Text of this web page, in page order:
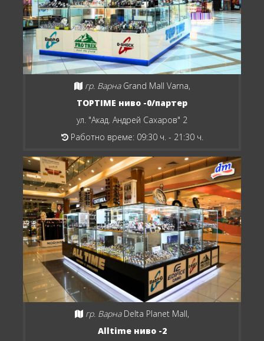
гр. Варна Grand Mall Varna,
TOPTIME ниво -0/партер
ул. "Акад. Андрей Сахаров" 2
Работно време: 09:30 ч. - 21:30 ч.
гр. Варна Delta Planet Mall,
Alltime ниво -2